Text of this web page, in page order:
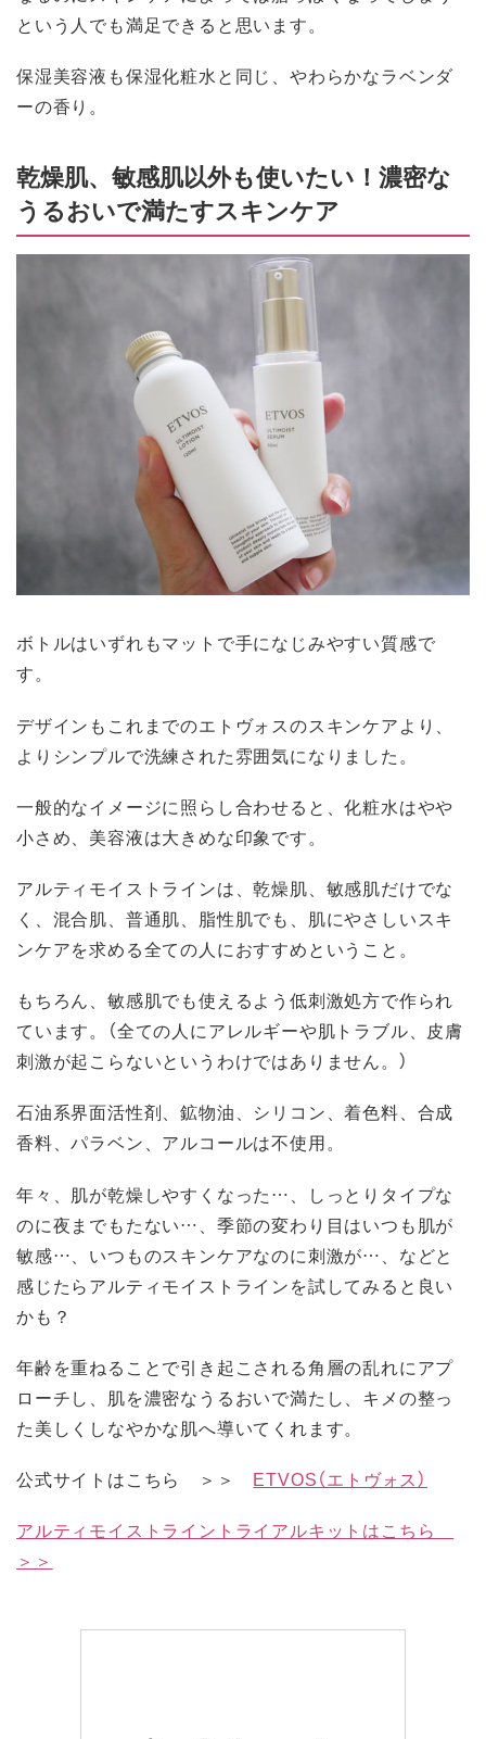
という人でも満足できると思います。
保湿美容液も保湿化粧水と同じ、やわらかなラベンダ
ーの香り。
乾燥肌、敏感肌以外も使いたい！濃密な
うるおいで満たすスキンケア
ボトルはいずれもマットで手になじみやすい質感で
す。
デザインもこれまでのエトヴォスのスキンケアより、
よりシンプルで洗練された雰囲気になりました。
一般的なイメージに照らし合わせると、化粧水はやや
小さめ、美容液は大きめな印象です。
アルティモイストラインは、乾燥肌、敏感肌だけでな
く、混合肌、普通肌、脂性肌でも、肌にやさしいスキ
ンケアを求める全ての人におすすめということ。
もちろん、敏感肌でも使えるよう低刺激処方で作られ
ています。（全ての人にアレルギーや肌トラブル、皮膚
刺激が起こらないというわけではありません。）
石油系界面活性剤、鉱物油、シリコン、着色料、合成
香料、パラベン、アルコールは不使用。
年々、肌が乾燥しやすくなった…、しっとりタイプな
のに夜までもたない…、季節の変わり目はいつも肌が
敏感…、いつものスキンケアなのに刺激が…、などと
感じたらアルティモイストラインを試してみると良い
かも？
年齢を重ねることで引き起こされる角層の乱れにアプ
ローチし、肌を濃密なうるおいで満たし、キメの整っ
た美しくしなやかな肌へ導いてくれます。
公式サイトはこちら ＞＞ ETVOS（エトヴォス）
アルティモイストライントライアルキットはこちら
＞＞